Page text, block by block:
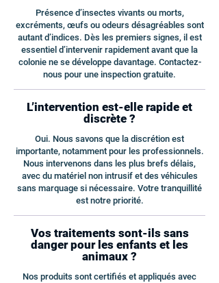
Présence d’insectes vivants ou morts,
excréments, œufs ou odeurs désagréables sont
autant d’indices. Dès les premiers signes, il est
essentiel d’intervenir rapidement avant que la
colonie ne se développe davantage. Contactez-
nous pour une inspection gratuite.
L’intervention est-elle rapide et
discrète ?
Oui. Nous savons que la discrétion est
importante, notamment pour les professionnels.
Nous intervenons dans les plus brefs délais,
avec du matériel non intrusif et des véhicules
sans marquage si nécessaire. Votre tranquillité
est notre priorité.
Vos traitements sont-ils sans
danger pour les enfants et les
animaux ?
Nos produits sont certifiés et appliqués avec